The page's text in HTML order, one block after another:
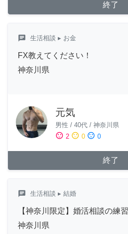
終了
chat 生活相談 ▸ お金
FX教えてください！
神奈川県
元気
男性 / 40代 / 神奈川県
sentiment_satisfied 2 sentiment_neutral 0 sentiment_dissatisfied 0
終了
chat 生活相談 ▸ 結婚
【神奈川限定】婚活相談の練
神奈川県